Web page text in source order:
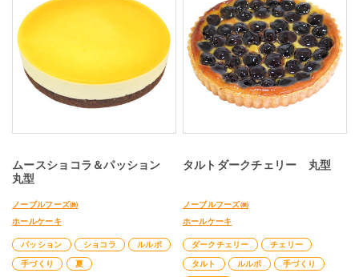
ムースショコラ＆パッション
丸型
ノーブルフーズ㈱
ホールケーキ
パッション ショコラ
ルルポ
手づくり
夏
タルトダークチェリー 丸型
ノーブルフーズ㈱
ホールケーキ
ダークチェリー
チェリー
タルト
ルルポ
手づくり